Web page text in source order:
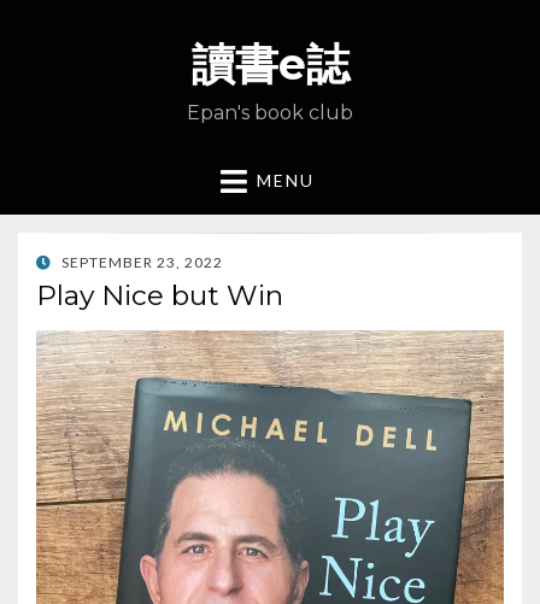
讀書e誌
Epan's book club
MENU
POSTED
ON
SEPTEMBER 23, 2022
Play Nice but Win